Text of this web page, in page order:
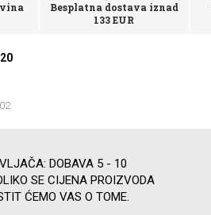
Besplatna dostava iznad
133 EUR
DOBAVA 5 - 10
SE CIJENA PROIZVODA
ĆEMO VAS O TOME.